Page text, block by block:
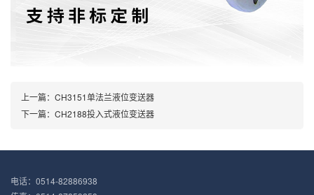
上一篇： CH3151单法兰液位变送器
下一篇： CH2188投入式液位变送器
电话：0514-82886938